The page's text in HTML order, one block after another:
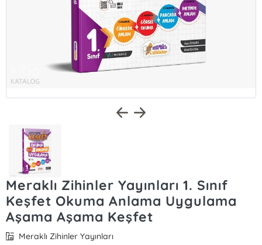
Meraklı Zihinler Yayınları 1. Sınıf
Keşfet Okuma Anlama Uygulama
Aşama Aşama Keşfet
Meraklı Zihinler Yayınları